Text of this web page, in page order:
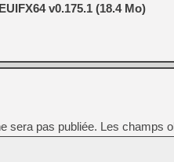
v0.175.1 (18.4 Mo)
sera pas publiée. Les champs